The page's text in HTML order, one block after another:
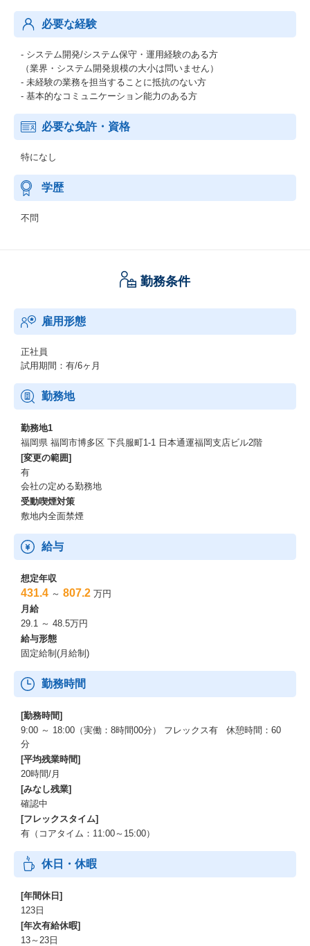
必要な経験
- システム開発/システム保守・運用経験のある方
（業界・システム開発規模の大小は問いません）
- 未経験の業務を担当することに抵抗のない方
- 基本的なコミュニケーション能力のある方
必要な免許・資格
特になし
学歴
不問
勤務条件
雇用形態
正社員
試用期間：有/6ヶ月
勤務地
勤務地1
福岡県 福岡市博多区 下呉服町1-1 日本通運福岡支店ビル2階
[変更の範囲]
有
会社の定める勤務地
受動喫煙対策
敷地内全面禁煙
給与
想定年収
431.4 ～ 807.2 万円
月給
29.1 ～ 48.5万円
給与形態
固定給制(月給制)
勤務時間
[勤務時間]
9:00 ～ 18:00（実働：8時間00分） フレックス有 休憩時間：60
分
[平均残業時間]
20時間/月
[みなし残業]
確認中
[フレックスタイム]
有（コアタイム：11:00～15:00）
休日・休暇
[年間休日]
123日
[年次有給休暇]
13～23日